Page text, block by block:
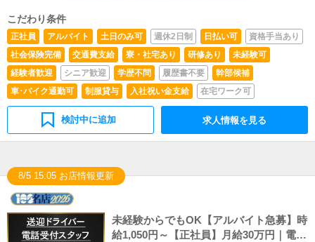
こだわり条件
正社員 アルバイト 土日のみ可 週休2日制 日払い可
資格手当あり
社会保険完備
交通費支給 寮・社宅あり 研修あり
未経験可
経験者歓迎
シニア歓迎 学歴不問 履歴書不要
幹部候補
車･バイク通勤可
制服貸与 入社祝い金支給 在宅ワーク可
検討中に追加 求人情報を見る
8/5 15:05 お店情報更新
未経験からでもOK【アルバイト急募】時
給1,050円～【正社員】月給30万円｜電話